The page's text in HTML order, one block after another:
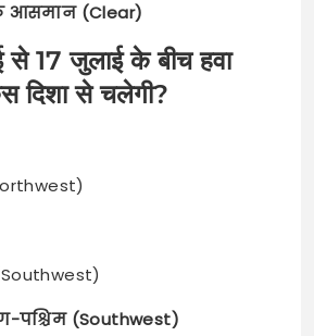
आसमान (Clear)
17 जुलाई के बीच हवा
दिशा से चलेगी?
पश्चिम (Southwest)